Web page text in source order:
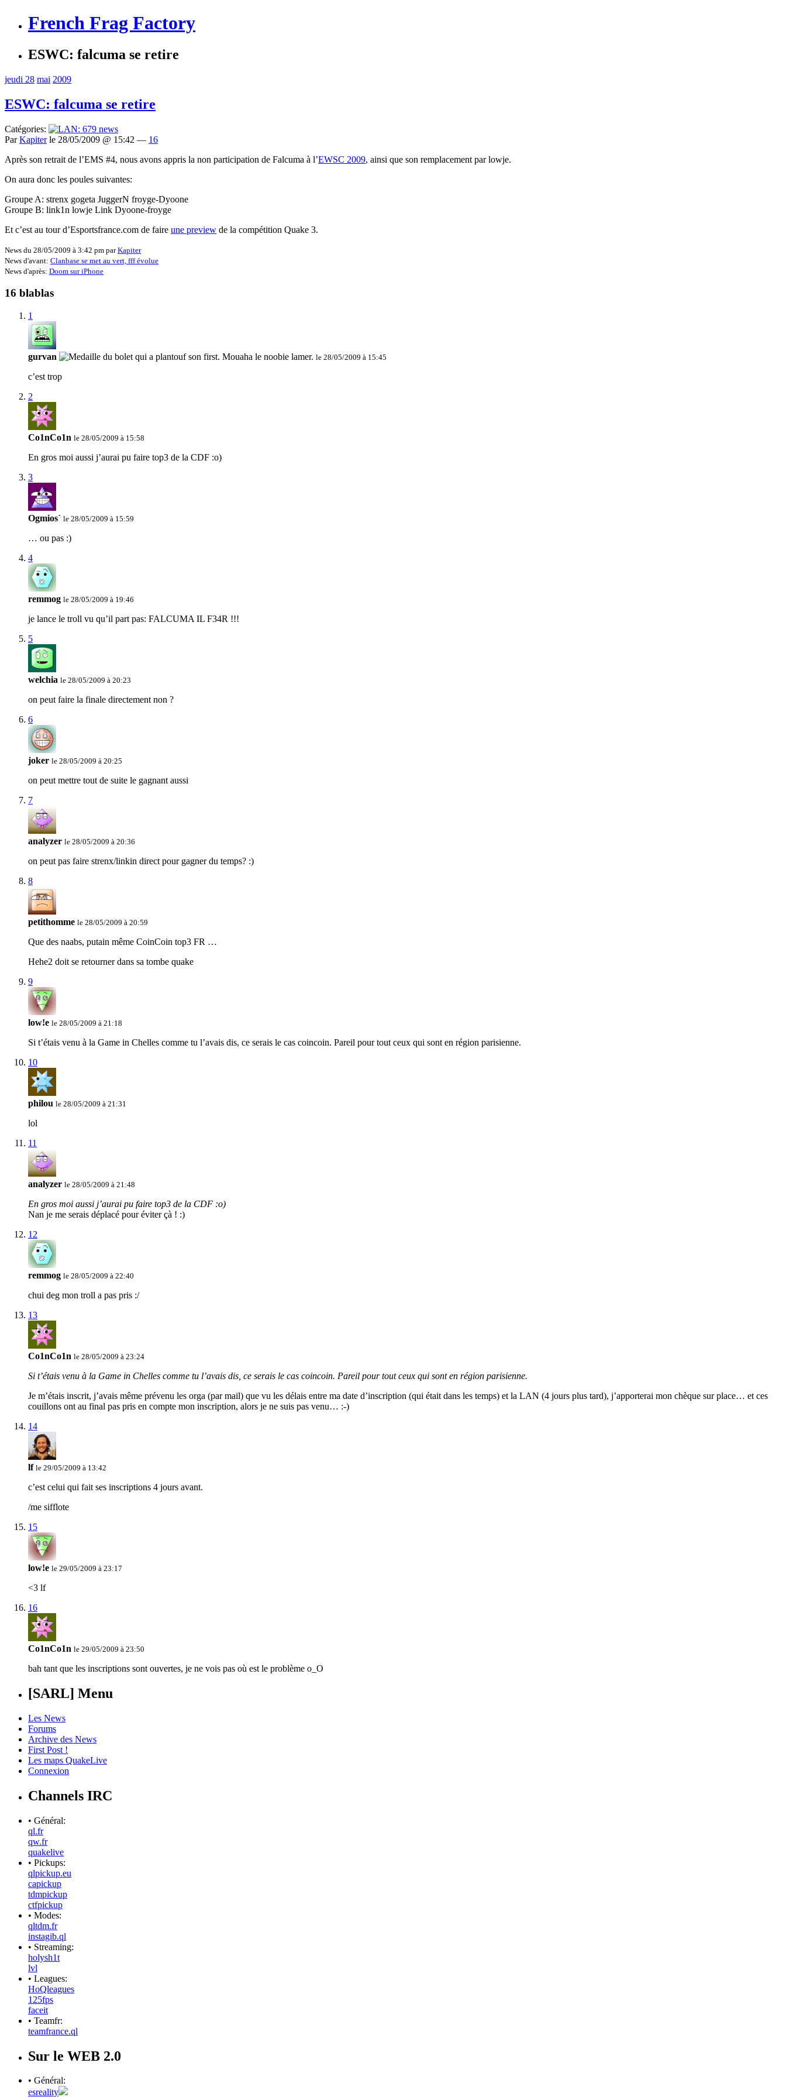
French Frag Factory
ESWC: falcuma se retire
jeudi 28 mai 2009
ESWC: falcuma se retire
Catégories:
ParKapiterle 28/05/2009 @ 15:42 — 16
Après son retrait de l’EMS #4, nous avons appris la non participation de Falcuma à l’EWSC 2009, ainsi que son remplacement par lowje.
On aura donc les poules suivantes:
Groupe A: strenx gogeta JuggerN froyge-Dyoone
Groupe B: link1n lowje Link Dyoone-froyge
Et c’est au tour d’Esportsfrance.com de faire une preview de la compétition Quake 3.
News du 28/05/2009 à 3:42 pm parKapiter
News d'avant: Clanbase se met au vert, fff évolue
News d'après: Doom sur iPhone
16 blablas
1
gurvan le 28/05/2009 à 15:45
c’est trop
2
Co1nCo1n le 28/05/2009 à 15:58
En gros moi aussi j’aurai pu faire top3 de la CDF :o)
3
Ogmios` le 28/05/2009 à 15:59
… ou pas :)
4
remmog le 28/05/2009 à 19:46
je lance le troll vu qu’il part pas: FALCUMA IL F34R !!!
5
welchia le 28/05/2009 à 20:23
on peut faire la finale directement non ?
6
joker le 28/05/2009 à 20:25
on peut mettre tout de suite le gagnant aussi
7
analyzer le 28/05/2009 à 20:36
on peut pas faire strenx/linkin direct pour gagner du temps? :)
8
petithomme le 28/05/2009 à 20:59
Que des naabs, putain même CoinCoin top3 FR …
Hehe2 doit se retourner dans sa tombe quake
9
low!e le 28/05/2009 à 21:18
Si t’étais venu à la Game in Chelles comme tu l’avais dis, ce serais le cas coincoin. Pareil pour tout ceux qui sont en région parisienne.
10
philou le 28/05/2009 à 21:31
lol
11
analyzer le 28/05/2009 à 21:48
En gros moi aussi j’aurai pu faire top3 de la CDF :o)
Nan je me serais déplacé pour éviter çà ! :)
12
remmog le 28/05/2009 à 22:40
chui deg mon troll a pas pris :/
13
Co1nCo1n le 28/05/2009 à 23:24
Si t’étais venu à la Game in Chelles comme tu l’avais dis, ce serais le cas coincoin. Pareil pour tout ceux qui sont en région parisienne.
Je m’étais inscrit, j’avais même prévenu les orga (par mail) que vu les délais entre ma date d’inscription (qui était dans les temps) et la LAN (4 jours plus tard), j’apporterai mon chèque sur place… et ces
couillons ont au final pas pris en compte mon inscription, alors je ne suis pas venu… :-)
14
lf le 29/05/2009 à 13:42
c’est celui qui fait ses inscriptions 4 jours avant.
/me sifflote
15
low!e le 29/05/2009 à 23:17
<3 lf
16
Co1nCo1n le 29/05/2009 à 23:50
bah tant que les inscriptions sont ouvertes, je ne vois pas où est le problème o_O
[SARL] Menu
Les News
Forums
Archive des News
First Post !
Les maps QuakeLive
Connexion
Channels IRC
• Général:
ql.fr
qw.fr
quakelive
• Pickups:
qlpickup.eu
capickup
tdmpickup
ctfpickup
• Modes:
qltdm.fr
instagib.ql
• Streaming:
holysh1t
lvl
• Leagues:
HoQleagues
125fps
faceit
• Teamfr:
teamfrance.ql
Sur le WEB 2.0
• Général:
esreality